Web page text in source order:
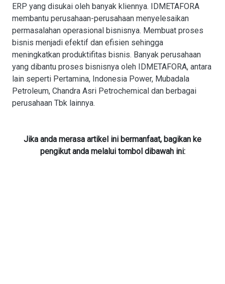
ERP yang disukai oleh banyak kliennya. IDMETAFORA
membantu perusahaan-perusahaan menyelesaikan
permasalahan operasional bisnisnya. Membuat proses
bisnis menjadi efektif dan efisien sehingga
meningkatkan produktifitas bisnis. Banyak perusahaan
yang dibantu proses bisnisnya oleh IDMETAFORA, antara
lain seperti Pertamina, Indonesia Power, Mubadala
Petroleum, Chandra Asri Petrochemical dan berbagai
perusahaan Tbk lainnya.
Jika anda merasa artikel ini bermanfaat, bagikan ke
pengikut anda melalui tombol dibawah ini: